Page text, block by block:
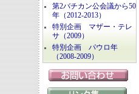
第2バチカン公会議から50
年（2012-2013）
特別企画 マザー・テレ
サ（2009）
特別企画 パウロ年
（2008-2009）